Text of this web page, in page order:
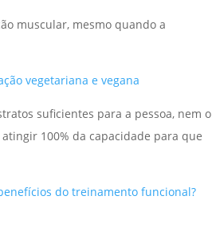
muscular, mesmo quando a
vegetariana e vegana
suficientes para a pessoa, nem o
100% da capacidade para que
do treinamento funcional?